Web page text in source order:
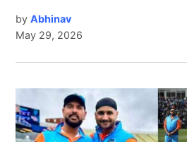
by Abhinav
May 29, 2026